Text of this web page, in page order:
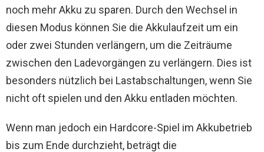
noch mehr Akku zu sparen. Durch den Wechsel in
diesen Modus können Sie die Akkulaufzeit um ein
oder zwei Stunden verlängern, um die Zeiträume
zwischen den Ladevorgängen zu verlängern. Dies ist
besonders nützlich bei Lastabschaltungen, wenn Sie
nicht oft spielen und den Akku entladen möchten.
Wenn man jedoch ein Hardcore-Spiel im Akkubetrieb
bis zum Ende durchzieht, beträgt die